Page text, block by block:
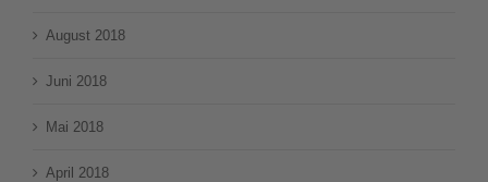
August 2018
Juni 2018
Mai 2018
April 2018